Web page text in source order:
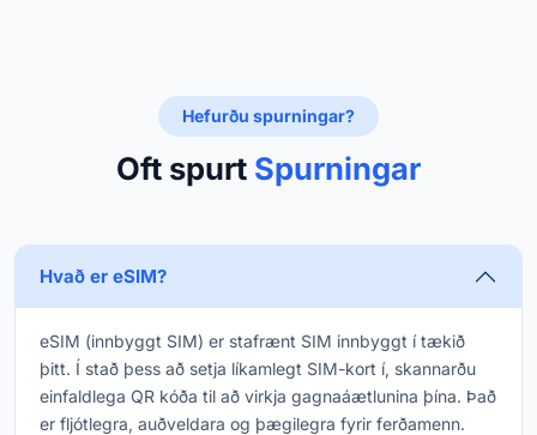
Hefurðu spurningar?
Oft spurt Spurningar
Hvað er eSIM?
eSIM (innbyggt SIM) er stafrænt SIM innbyggt í tækið
þitt. Í stað þess að setja líkamlegt SIM-kort í, skannarðu
einfaldlega QR kóða til að virkja gagnaáætlunina þína. Það
er fljótlegra, auðveldara og þægilegra fyrir ferðamenn.